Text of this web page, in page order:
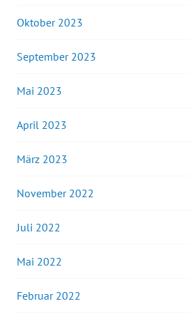
Oktober 2023
September 2023
Mai 2023
April 2023
März 2023
November 2022
Juli 2022
Mai 2022
Februar 2022